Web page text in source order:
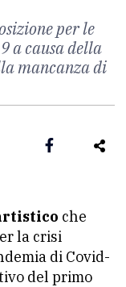
per le
a causa della
mancanza di
che
la crisi
di Covid-
del primo